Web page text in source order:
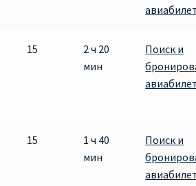
15
2 ч 20
мин
Поиск и
15
1 ч 40
мин
Поиск и